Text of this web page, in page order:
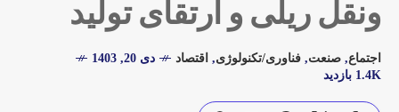
ونقل ریلی و ارتقای تولید
اجتماع, صنعت, فناوری/تکنولوژی, اقتصاد
دی 20, 1403
1.4K بازدید